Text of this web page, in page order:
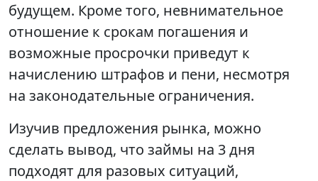
будущем. Кроме того, невнимательное
отношение к срокам погашения и
возможные просрочки приведут к
начислению штрафов и пени, несмотря
на законодательные ограничения.
Изучив предложения рынка, можно
сделать вывод, что займы на 3 дня
подходят для разовых ситуаций,